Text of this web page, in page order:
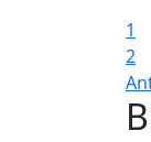
1
2